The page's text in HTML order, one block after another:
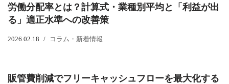
労働分配率とは？計算式・業種別平均と「利益が出
る」適正水準への改善策
2026.02.18 コラム・新着情報
販管費削減でフリーキャッシュフローを最大化する